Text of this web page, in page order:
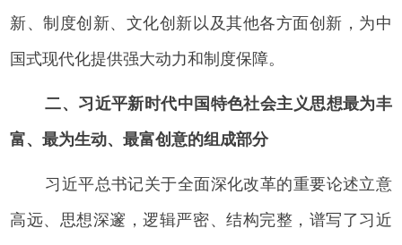
新、制度创新、文化创新以及其他各方面创新，为中
国式现代化提供强大动力和制度保障。
二、习近平新时代中国特色社会主义思想最为丰
富、最为生动、最富创意的组成部分
习近平总书记关于全面深化改革的重要论述立意
高远、思想深邃，逻辑严密、结构完整，谱写了习近